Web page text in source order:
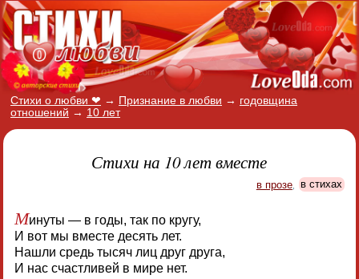
Стихи о любви ❤ → Признание в любви → годовщина
отношений → 10 лет
Стихи на 10 лет вместе
в прозе, в стихах
Минуты — в годы, так по кругу,
И вот мы вместе десять лет.
Нашли средь тысяч лиц друг друга,
И нас счастливей в мире нет.